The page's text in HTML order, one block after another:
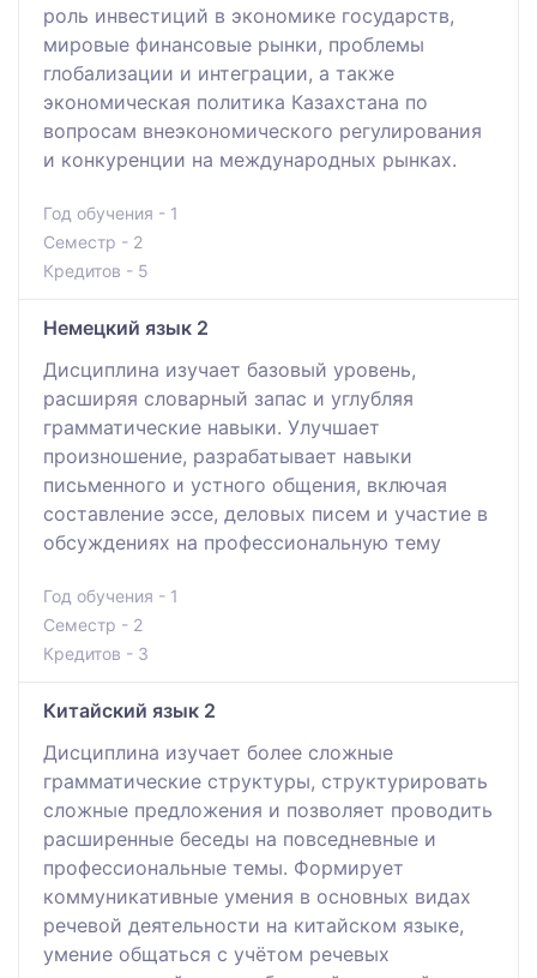
роль инвестиций в экономике государств,
мировые финансовые рынки, проблемы
глобализации и интеграции, а также
экономическая политика Казахстана по
вопросам внеэкономического регулирования
и конкуренции на международных рынках.
Год обучения - 1
Семестр - 2
Кредитов - 5
Немецкий язык 2
Дисциплина изучает базовый уровень,
расширяя словарный запас и углубляя
грамматические навыки. Улучшает
произношение, разрабатывает навыки
письменного и устного общения, включая
составление эссе, деловых писем и участие в
обсуждениях на профессиональную тему
Год обучения - 1
Семестр - 2
Кредитов - 3
Китайский язык 2
Дисциплина изучает более сложные
грамматические структуры, структурировать
сложные предложения и позволяет проводить
расширенные беседы на повседневные и
профессиональные темы. Формирует
коммуникативные умения в основных видах
речевой деятельности на китайском языке,
умение общаться с учётом речевых